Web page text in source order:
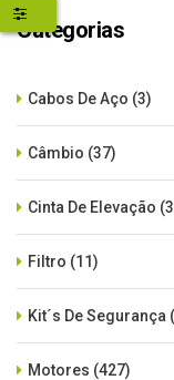
Categorias
Cabos De Aço (3)
Câmbio (37)
Cinta De Elevação
Filtro (11)
Kit´s De Segurança
Motores (427)